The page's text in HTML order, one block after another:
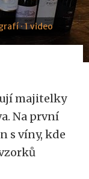
· 1 video
majitelky
Na první
s víny, kde